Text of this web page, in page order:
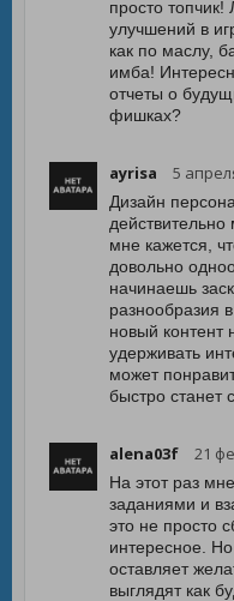
просто
улучшений в
как по маслу,
имба!
отчеты о
фишках?
ayrisa 5
Дизайн
мне кажется,
довольно
начинаешь
разнообразия
новый
удерживать
может
быстро станет
alena03f 21
На этот раз
заданиями и
это не просто
интересное. Но
оставляет
выглядят как